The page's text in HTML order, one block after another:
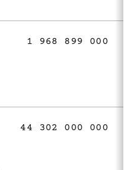
1 968 899 000
44 302 000 000